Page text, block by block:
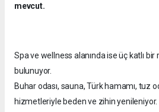
mevcut.
Spa ve wellness alanında ise üç katlı
bulunuyor.
Buhar odası, sauna, Türk hamamı, tuz
hizmetleriyle beden ve zihin yenileniyor.